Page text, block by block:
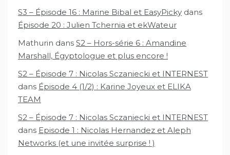
S3 – Épisode 16 : Marine Bibal et EasyPicky dans
Épisode 20 : Julien Tchernia et ekWateur
Mathurin dans S2 – Hors-série 6 : Amandine
Marshall, Égyptologue et plus encore !
S2 – Épisode 7 : Nicolas Sczaniecki et INTERNEST
dans Épisode 4 (1/2) : Karine Joyeux et ELIKA
TEAM
S2 – Épisode 7 : Nicolas Sczaniecki et INTERNEST
dans Episode 1 : Nicolas Hernandez et Aleph
Networks (et une invitée surprise ! )